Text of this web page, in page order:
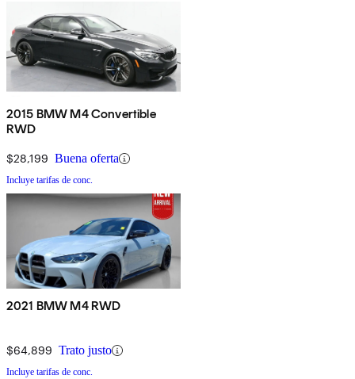
2015 BMW M4 Convertible
RWD
$28,199 Buena oferta
Incluye tarifas de conc.
2021 BMW M4 RWD
$64,899 Trato justo
Incluye tarifas de conc.